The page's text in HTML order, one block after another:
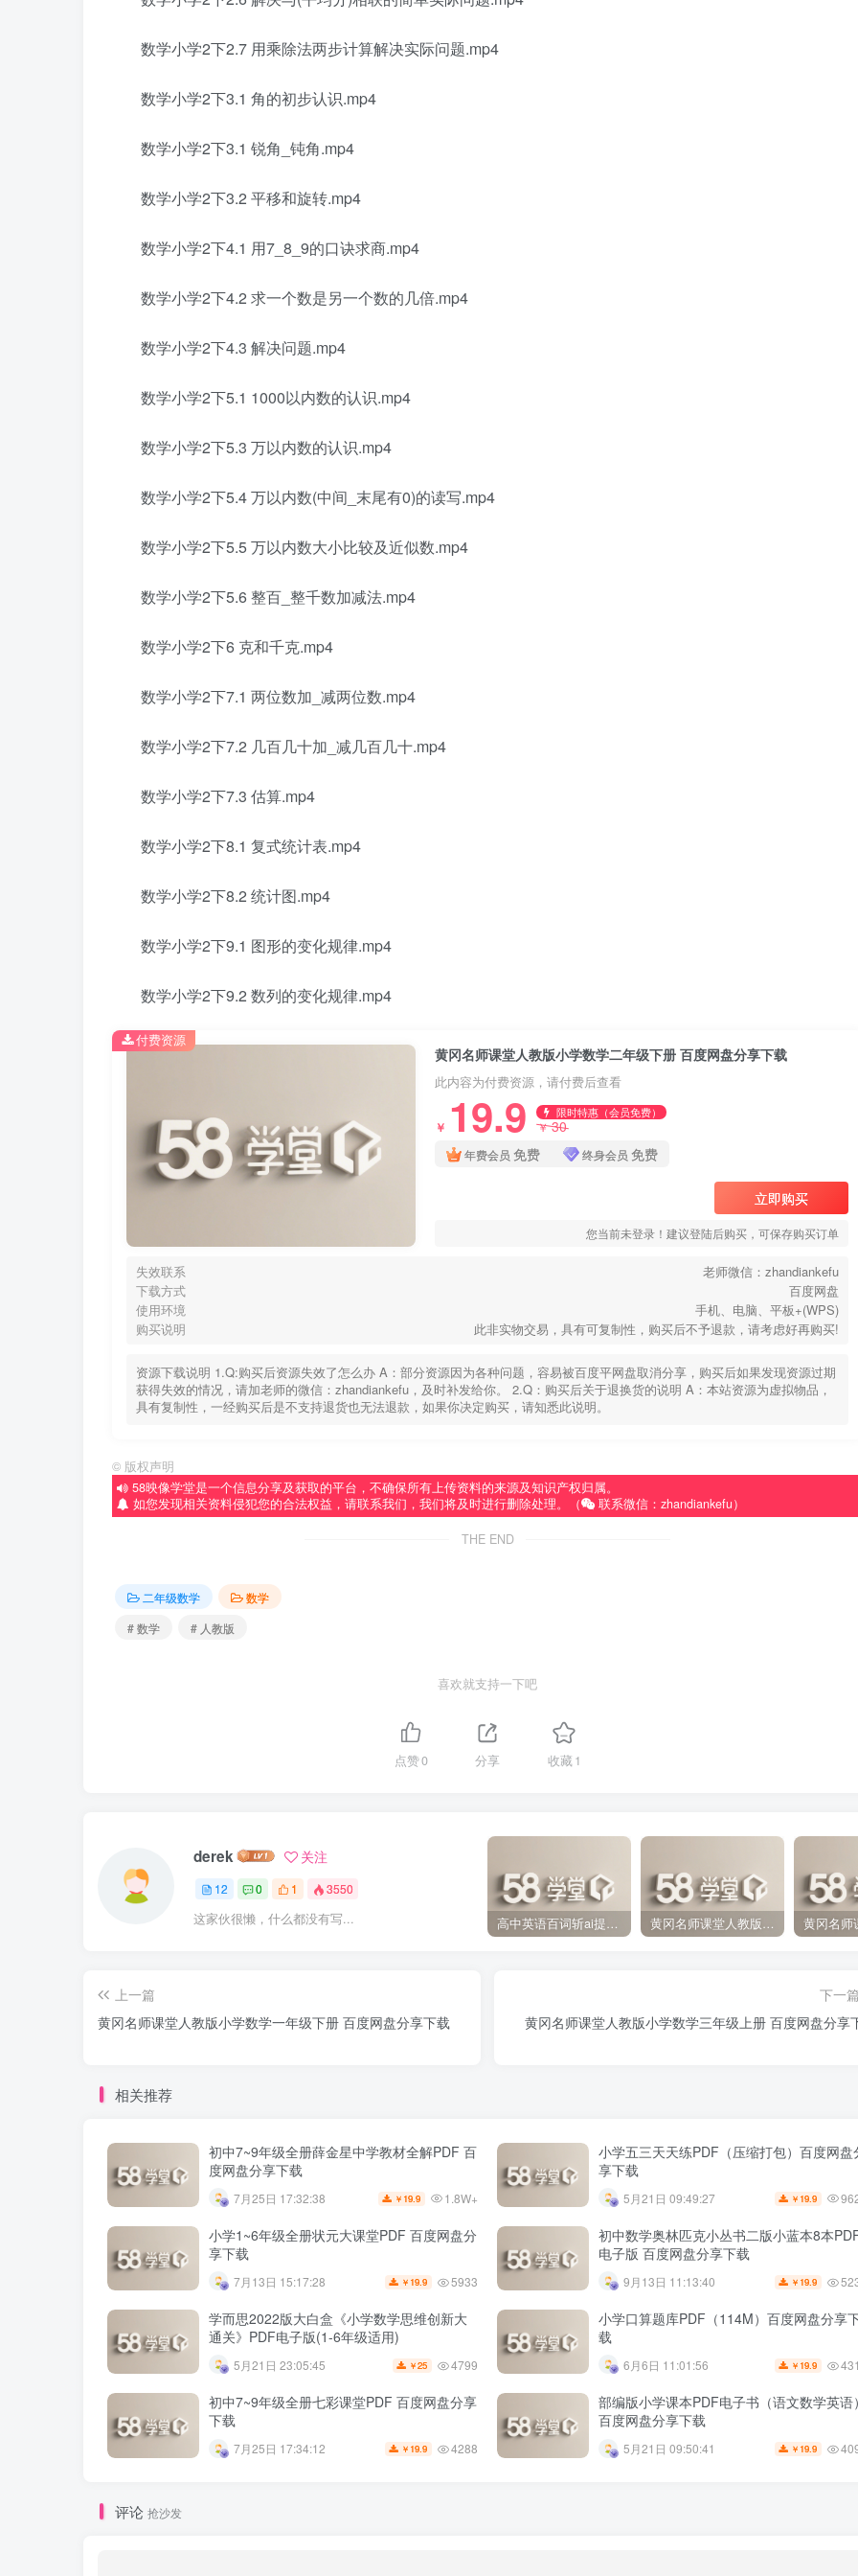
数学小学2下2.7 用乘除法两步计算解决实际问题.mp4
数学小学2下3.1 角的初步认识.mp4
数学小学2下3.1 锐角_钝角.mp4
数学小学2下3.2 平移和旋转.mp4
数学小学2下4.1 用7_8_9的口诀求商.mp4
数学小学2下4.2 求一个数是另一个数的几倍.mp4
数学小学2下4.3 解决问题.mp4
数学小学2下5.1 1000以内数的认识.mp4
数学小学2下5.3 万以内数的认识.mp4
数学小学2下5.4 万以内数(中间_末尾有0)的读写.mp4
数学小学2下5.5 万以内数大小比较及近似数.mp4
数学小学2下5.6 整百_整千数加减法.mp4
数学小学2下6 克和千克.mp4
数学小学2下7.1 两位数加_减两位数.mp4
数学小学2下7.2 几百几十加_减几百几十.mp4
数学小学2下7.3 估算.mp4
数学小学2下8.1 复式统计表.mp4
数学小学2下8.2 统计图.mp4
数学小学2下9.1 图形的变化规律.mp4
数学小学2下9.2 数列的变化规律.mp4
黄冈名师课堂人教版小学数学二年级下册 百度网盘分享下载
此内容为付费资源，请付费后查看
￥ 19.9 限时特惠（会员免费）
￥30
年费会员 免费 终身会员 免费
立即购买
您当前未登录！建议登陆后购买，可保存购买订单
失效联系
老师微信：zhandiankefu
下载方式
百度网盘
使用环境
手机、电脑、平板+(WPS)
购买说明
此非实物交易，具有可复制性，购买后不予退款，请考虑好再购买!
资源下载说明 1.Q:购买后资源失效了怎么办 A：部分资源因为各种问题，容易被百度平网盘取消分享，购买后如果发现资源过期
获得失效的情况，请加老师的微信：zhandiankefu，及时补发给你。 2.Q：购买后关于退换货的说明 A：本站资源为虚拟物品，
具有复制性，一经购买后是不支持退货也无法退款，如果你决定购买，请知悉此说明。
付费资源
© 版权声明
58映像学堂是一个信息分享及获取的平台，不确保所有上传资料的来源及知识产权归属。
如您发现相关资料侵犯您的合法权益，请联系我们，我们将及时进行删除处理。（
联系微信：zhandiankefu）
THE END
二年级数学
数学
# 数学
# 人教版
喜欢就支持一下吧
点赞0 分享 收藏1
derek 关注
12 0 1 3550
这家伙很懒，什么都没有写... 高中英语百词斩ai提分课 百度网盘分享下载 黄冈名师课堂人教版小学数学四年级上册 百度网盘分享下载
上一篇
黄冈名师课堂人教版小学数学一年级下册 百度网盘分享下载
下一篇
黄冈名师课堂人教版小学数学三年级上册 百度网盘分享
相关推荐
初中7~9年级全册薛金星中学教材全解PDF 百
度网盘分享下载
7月25日 17:32:38 ￥ 19.9 1.8W+
小学五三天天练PDF（压缩打包）百度网盘
享下载
5月21日 09:49:27 ￥ 19.9
小学1~6年级全册状元大课堂PDF 百度网盘分
享下载
7月13日 15:17:28 ￥ 19.9 5933
初中数学奥林匹克小丛书二版小蓝本8本
电子版 百度网盘分享下载
9月13日 11:13:40 ￥ 19.9
学而思2022版大白盒《小学数学思维创新大
通关》PDF电子版(1-6年级适用)
5月21日 23:05:45 ￥25 4799
小学口算题库PDF（114M）百度网盘分享
载
6月6日 11:01:56 ￥ 19.9
初中7~9年级全册七彩课堂PDF 百度网盘分享
下载
7月25日 17:34:12 ￥ 19.9 4288
部编版小学课本PDF电子书（语文数学英语）
百度网盘分享下载
5月21日 09:50:41 ￥ 19.9
评论 抢沙发